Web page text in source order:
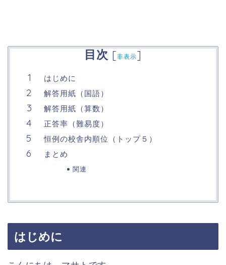
目次 [非表示]
はじめに
解答用紙（国語）
解答用紙（算数）
正答率（難易度）
恒例の校舎内順位（トップ５）
まとめ
関連
はじめに